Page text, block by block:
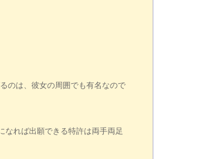
のは、彼女の周囲でも有名なので
なれば出願できる特許は両手両足